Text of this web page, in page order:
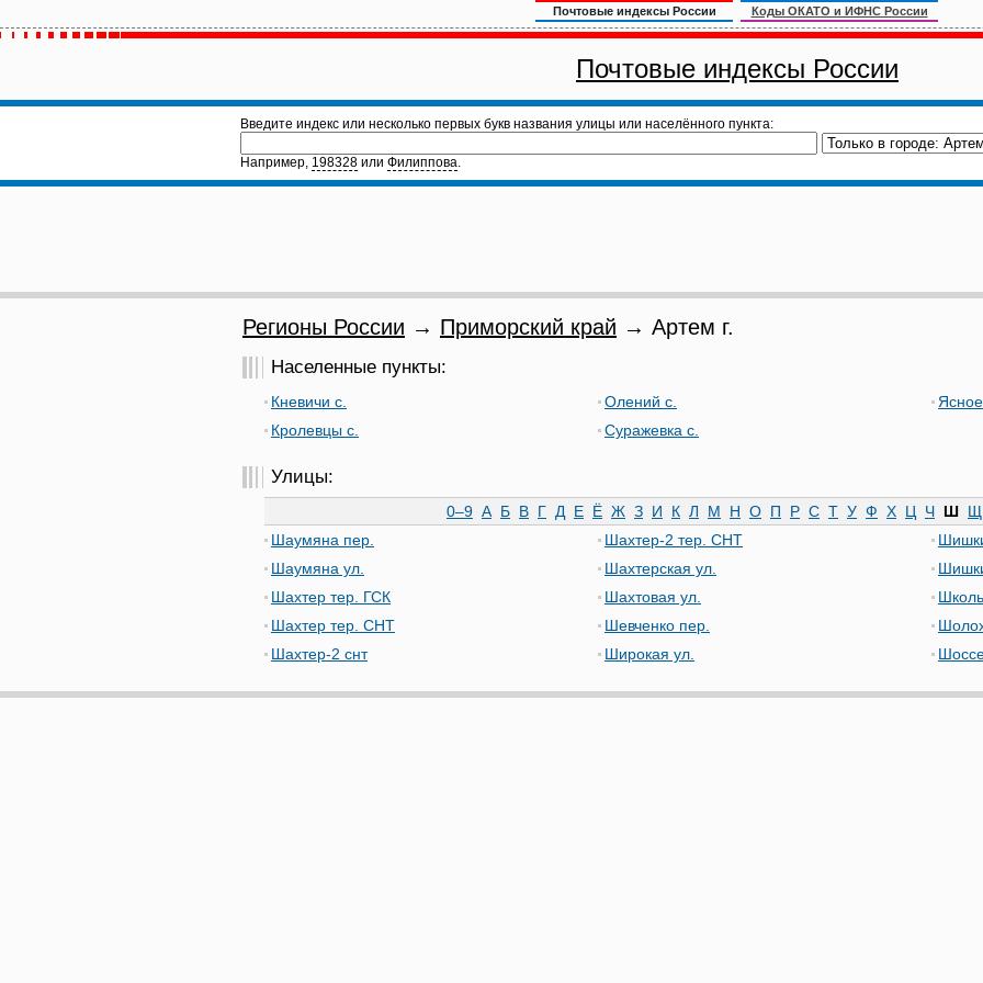
Почтовые индексы России Коды ОКАТО и ИФНС России
Почтовые индексы России
Введите индекс или несколько первых букв названия улицы или населённого пункта:
Например, 198328 или Филиппова.
Регионы России → Приморский край → Артем г.
Населенные пункты:
Кневичи с.
Кролевцы с.
Олений с.
Суражевка с.
Улицы:
0–9 А Б В Г Д Е Ё Ж З И К Л М Н О П Р С Т У Ф Х Ц Ч Ш Щ
Шаумяна пер.
Шаумяна ул.
Шахтер тер. ГСК
Шахтер тер. СНТ
Шахтер-2 снт
Шахтер-2 тер. СНТ
Шахтерская ул.
Шахтовая ул.
Шевченко пер.
Широкая ул.